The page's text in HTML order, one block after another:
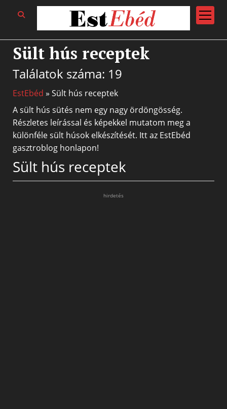
open
menu
Sült hús receptek
Találatok száma: 19
EstEbéd » Sült hús receptek
A sült hús sütés nem egy nagy ördöngösség.
Részletes leírással és képekkel mutatom meg a
különféle sült húsok elkészítését. Itt az EstEbéd
gasztroblog honlapon!
Sült hús receptek
hirdetés